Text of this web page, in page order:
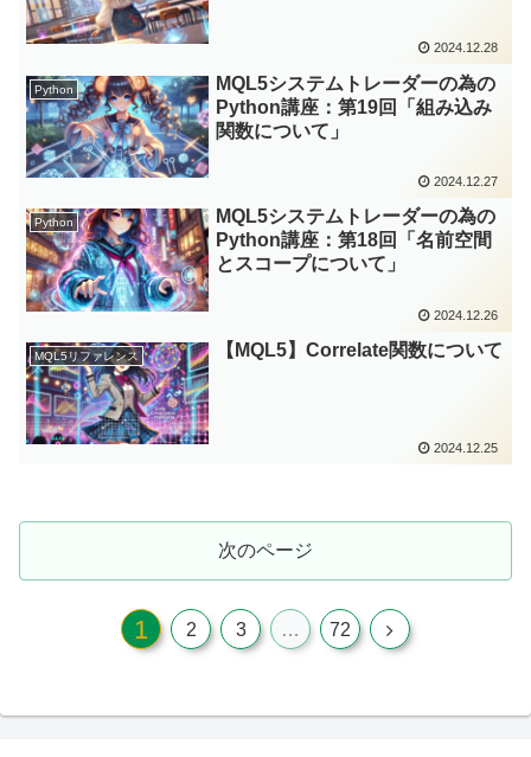
2024.12.28
Python
MQL5システムトレーダーの為の
Python講座：第19回「組み込み
関数について」
2024.12.27
Python
MQL5システムトレーダーの為の
Python講座：第18回「名前空間
とスコープについて」
2024.12.26
MQL5リファレンス 【MQL5】Correlate関数について
2024.12.25
次のページ
1 2 3 … 72
次